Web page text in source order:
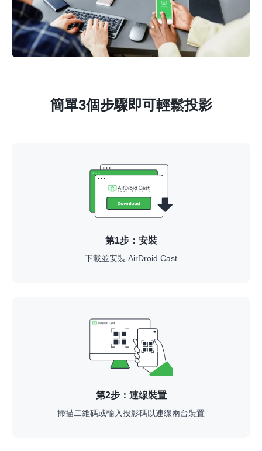
簡單3個步驟即可輕鬆投影
第1步：安裝
下載並安裝 AirDroid Cast
第2步：連缐裝置
掃描二維碼或輸入投影碼以連缐兩台裝置